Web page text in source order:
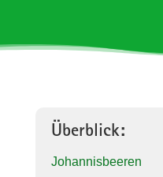
Überblick:
Johannisbeeren